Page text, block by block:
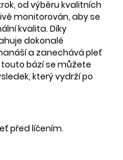
od výběru kvalitních
monitorován, aby se
kvalita. Díky
dokonalé
a zanechává pleť
bází se můžete
který vydrží po
před líčením.